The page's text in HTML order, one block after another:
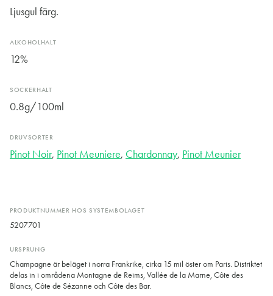
PRODUKTNUMMER HOS SYSTEMBOLAGET
5207701
URSPRUNG
Champagne är beläget i norra Frankrike, cirka 15 mil öster om Paris. Distriktet
delas in i områdena Montagne de Reims, Vallée de la Marne, Côte des
Blancs, Côte de Sézanne och Côte des Bar.
Ljusgul färg.
ALKOHOLHALT
12%
SOCKERHALT
0.8g/100ml
DRUVSORTER
Pinot Noir, Pinot Meuniere, Chardonnay, Pinot Meunier